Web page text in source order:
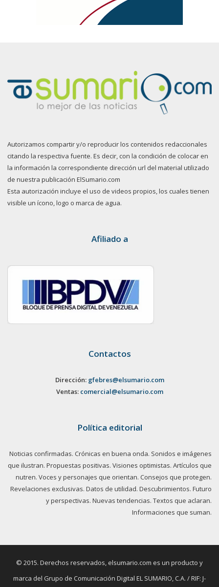
Autorizamos compartir y/o reproducir los contenidos redaccionales
citando la respectiva fuente. Es decir, con la condición de colocar en
la información la correspondiente dirección url del material utilizado
de nuestra publicación ElSumario.com
Esta autorización incluye el uso de videos propios, los cuales tienen
visible un ícono, logo o marca de agua.
Afiliado a
Contactos
Dirección: gfebres@elsumario.com
Ventas: comercial@elsumario.com
Política editorial
Noticias confirmadas. Crónicas en buena onda. Sonidos e imágenes
que ilustran. Propuestas positivas. Visiones optimistas. Artículos que
nutren. Voces y personajes que orientan. Consejos que protegen.
Revelaciones exclusivas. Datos de utilidad. Descubrimientos. Futuro
y perspectivas. Nuevas tendencias. Textos que aclaran.
Informaciones que suman.
© 2015. Derechos reservados, elsumario.com es un producto y
marca del Grupo de Comunicación Digital EL SUMARIO, C.A. / RIF: J-